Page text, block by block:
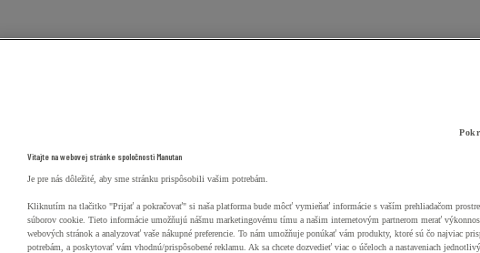
Vitajte na webovej stránke spoločnosti Manutan
Je pre nás dôležité, aby sme stránku prispôsobili vašim potrebám.
Kliknutím na tlačitko "Prijať a pokračovať" si naša platforma bude môcť vymieňať informácie s vaším prehliadačom
súborov cookie. Tieto informácie umožňujú nášmu marketingovému tímu a našim internetovým partnerom merať
webových stránok a analyzovať vaše nákupné preferencie. To nám umožňuje ponúkať vám produkty, ktoré sú čo najviac
potrebám, a poskytovať vám vhodnú/prispôsobené reklamu. Ak sa chcete dozvedieť viac o účeloch a nastaveniach